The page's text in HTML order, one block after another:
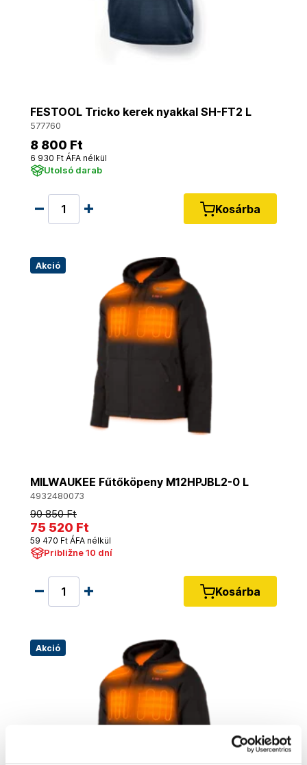
FESTOOL Tricko kerek nyakkal SH-FT2 L
577760
8 800 Ft
6 930 Ft ÁFA nélkül
Utolsó darab
Kosárba
Akció
MILWAUKEE Fűtőköpeny M12HPJBL2-0 L
4932480073
90 850 Ft
75 520 Ft
59 470 Ft ÁFA nélkül
Približne 10 dní
Kosárba
Akció